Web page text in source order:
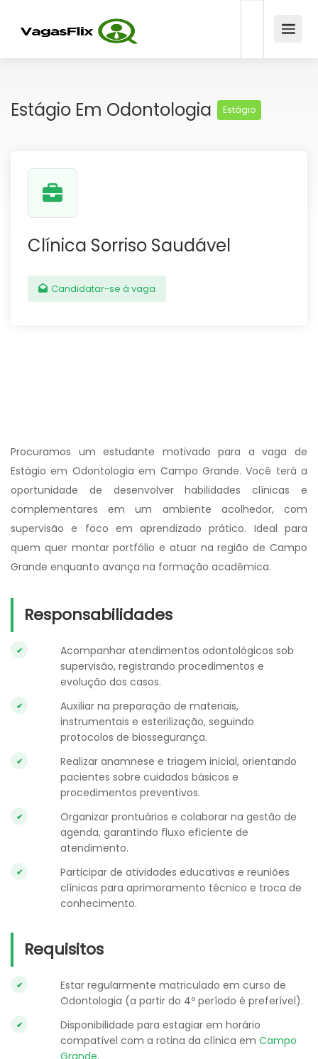
Estágio Em Odontologia Estágio
Clínica Sorriso Saudável
Candidatar-se à vaga
Procuramos um estudante motivado para a vaga de
Estágio em Odontologia em Campo Grande. Você terá a
oportunidade de desenvolver habilidades clínicas e
complementares em um ambiente acolhedor, com
supervisão e foco em aprendizado prático. Ideal para
quem quer montar portfólio e atuar na região de Campo
Grande enquanto avança na formação acadêmica.
Responsabilidades
Acompanhar atendimentos odontológicos sob
supervisão, registrando procedimentos e
evolução dos casos.
Auxiliar na preparação de materiais,
instrumentais e esterilização, seguindo
protocolos de biossegurança.
Realizar anamnese e triagem inicial, orientando
pacientes sobre cuidados básicos e
procedimentos preventivos.
Organizar prontuários e colaborar na gestão de
agenda, garantindo fluxo eficiente de
atendimento.
Participar de atividades educativas e reuniões
clínicas para aprimoramento técnico e troca de
conhecimento.
Requisitos
Estar regularmente matriculado em curso de
Odontologia (a partir do 4º período é preferível).
Disponibilidade para estagiar em horário
compatível com a rotina da clínica em Campo
Grande.